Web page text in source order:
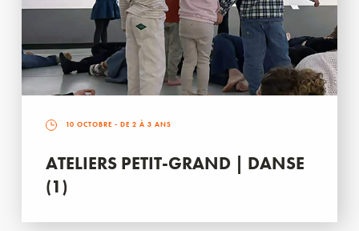
10 OCTOBRE - DE 2 À 3 ANS
ATELIERS PETIT-GRAND | DANSE
(1)